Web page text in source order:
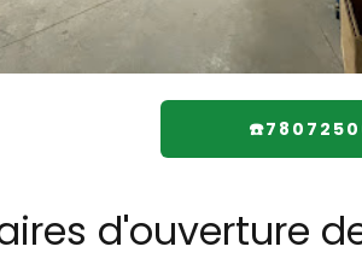
d'ouverture